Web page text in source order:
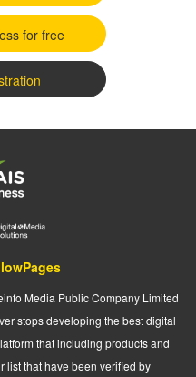
for free
Media Public Company Limited
stops developing the best digital
that including products and
list that have been verified by